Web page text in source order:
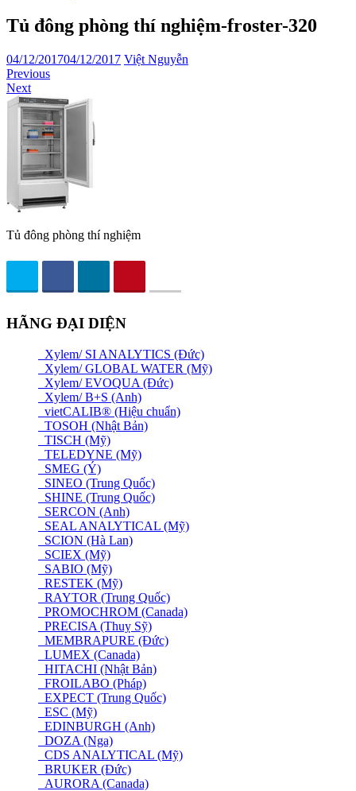
Tủ đông phòng thí nghiệm-froster-320
04/12/201704/12/2017 Việt Nguyễn
Previous
Next
Tủ đông phòng thí nghiệm
HÃNG ĐẠI DIỆN
Xylem/ SI ANALYTICS (Đức)
Xylem/ GLOBAL WATER (Mỹ)
Xylem/ EVOQUA (Đức)
Xylem/ B+S (Anh)
vietCALIB® (Hiệu chuẩn)
TOSOH (Nhật Bản)
TISCH (Mỹ)
TELEDYNE (Mỹ)
SMEG (Ý)
SINEO (Trung Quốc)
SHINE (Trung Quốc)
SERCON (Anh)
SEAL ANALYTICAL (Mỹ)
SCION (Hà Lan)
SCIEX (Mỹ)
SABIO (Mỹ)
RESTEK (Mỹ)
RAYTOR (Trung Quốc)
PROMOCHROM (Canada)
PRECISA (Thuỵ Sỹ)
MEMBRAPURE (Đức)
LUMEX (Canada)
HITACHI (Nhật Bản)
FROILABO (Pháp)
EXPECT (Trung Quốc)
ESC (Mỹ)
EDINBURGH (Anh)
DOZA (Nga)
CDS ANALYTICAL (Mỹ)
BRUKER (Đức)
AURORA (Canada)